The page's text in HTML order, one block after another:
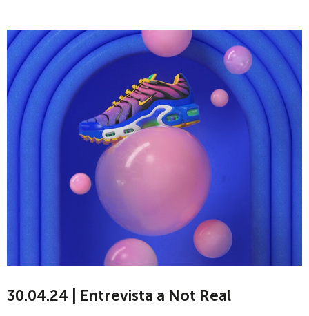
30.04.24 | Entrevista a Not Real